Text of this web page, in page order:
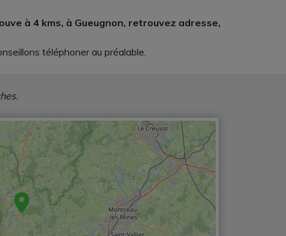
à 4 kms, à Gueugnon, retrouvez adresse,
téléphoner au préalable.